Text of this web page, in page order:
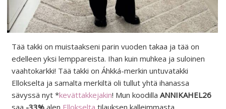
Tää takki on muistaakseni parin vuoden takaa ja tää on
edelleen yksi lemppareista. Ihan kuin muhkea ja suloinen
vaahtokarkki! Tää takki on Áhkká-merkin untuvatakki
Ellokselta ja samalta merkiltä oli tullut yhtä ihanassa
sävyssä nyt *kevättakkejakin! Mun koodilla ANNIKAHEL26
saa -33%alen Ellokselta tilauksen kalleimmasta